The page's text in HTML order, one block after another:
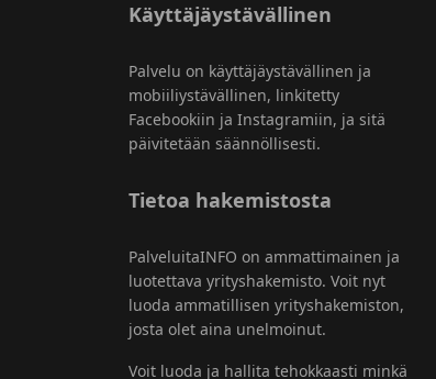
Käyttäjäystävällinen
Palvelu on käyttäjäystävällinen ja
mobiiliystävällinen, linkitetty
Facebookiin ja Instagramiin, ja sitä
päivitetään säännöllisesti.
Tietoa hakemistosta
PalveluitaINFO on ammattimainen ja
luotettava yrityshakemisto. Voit nyt
luoda ammatillisen yrityshakemiston,
josta olet aina unelmoinut.
Voit luoda ja hallita tehokkaasti minkä